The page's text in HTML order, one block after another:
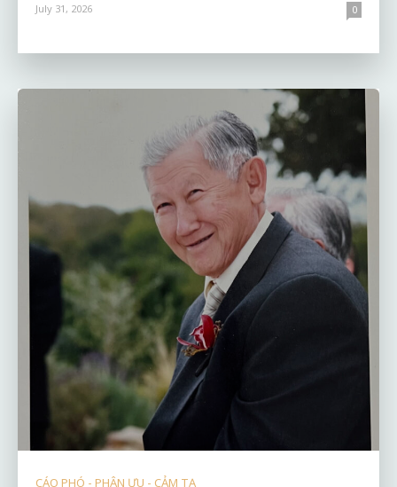
July 31, 2026 0
CÁO PHÓ - PHÂN ƯU - CẢM TẠ